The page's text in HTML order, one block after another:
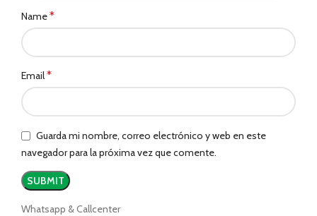
Name*
Email*
Guarda mi nombre, correo electrónico y web en este
navegador para la próxima vez que comente.
Whatsapp & Callcenter